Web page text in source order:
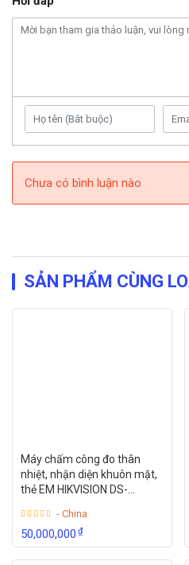
Chưa có bình luận nào
SẢN PHẨM CÙNG
Máy chấm công đo thân
nhiệt, nhận diện khuôn mặt,
thẻ EM HIKVISION DS-
- China
50,000,000₫